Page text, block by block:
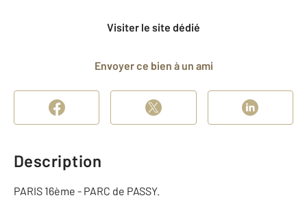
Visiter le site dédié
Envoyer ce bien à un ami
Description
PARIS 16ème - PARC de PASSY.